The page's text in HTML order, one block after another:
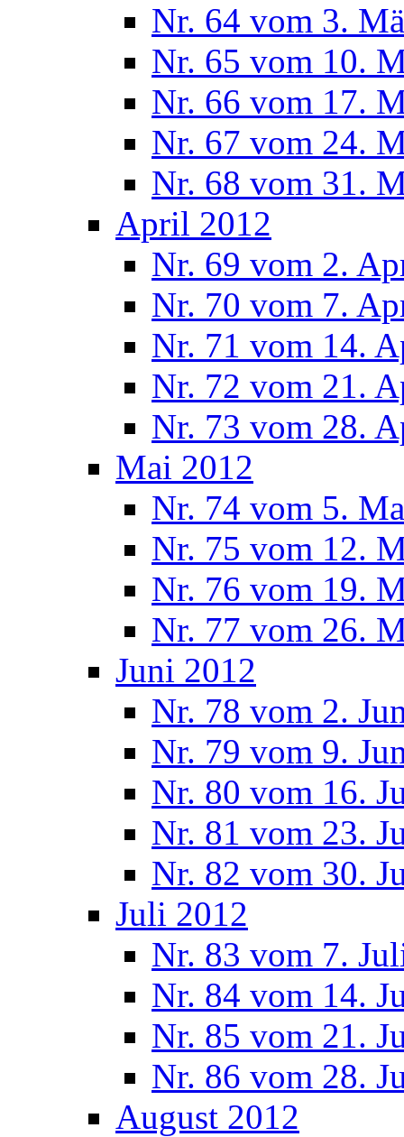
Nr. 64 vom 3.
Nr. 65 vom 10.
Nr. 66 vom 17.
Nr. 67 vom 24.
Nr. 68 vom 31.
April 2012
Nr. 69 vom 2.
Nr. 70 vom 7.
Nr. 71 vom 14.
Nr. 72 vom 21.
Nr. 73 vom 28.
Mai 2012
Nr. 74 vom 5.
Nr. 75 vom 12.
Nr. 76 vom 19.
Nr. 77 vom 26.
Juni 2012
Nr. 78 vom 2.
Nr. 79 vom 9.
Nr. 80 vom 16.
Nr. 81 vom 23.
Nr. 82 vom 30.
Juli 2012
Nr. 83 vom 7.
Nr. 84 vom 14.
Nr. 85 vom 21.
Nr. 86 vom 28.
August 2012